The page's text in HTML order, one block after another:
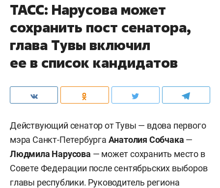
ТАСС: Нарусова может
сохранить пост сенатора,
глава Тувы включил
ее в список кандидатов
Действующий сенатор от Тувы — вдова первого
мэра Санкт-Петербурга Анатолия Собчака —
Людмила Нарусова — может сохранить место в
Совете Федерации после сентябрьских выборов
главы республики. Руководитель региона